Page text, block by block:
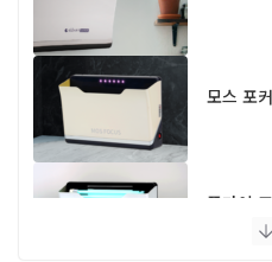
모스 포
플라이